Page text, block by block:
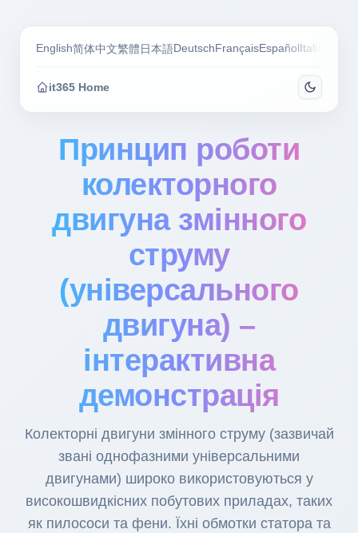
English简体中文繁體 日本語Deutsch FrançaisEspañol Italiano
it365 Home
Принцип роботи
колекторного
двигуна змінного
струму
(універсального
двигуна) –
інтерактивна
демонстрація
Колекторні двигуни змінного струму (зазвичай
звані однофазними універсальними
двигунами) широко використовуються у
високошвидкісних побутових приладах, таких
як пилососи та фени. Їхні обмотки статора та